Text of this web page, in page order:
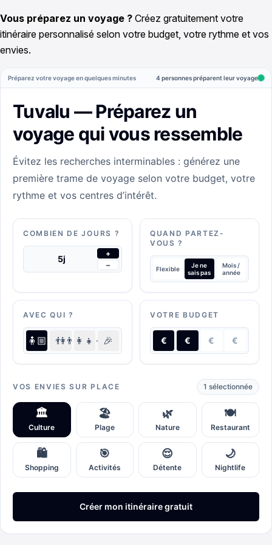
Vous préparez un voyage ? Créez gratuitement votre
itinéraire personnalisé selon votre budget, votre rythme et vos
envies.